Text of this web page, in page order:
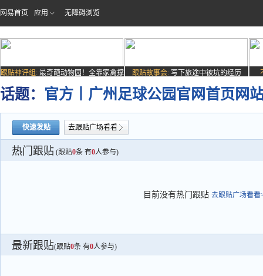
网易首页 应用 无障碍浏览
跟贴神评组: 最奇葩动物园！全靠家禽撑
场子
跟贴故事会: 写下旅途中被坑的经历
话题： 官方丨广州足球公园官网首页网
快速发贴 去跟贴广场看看
热门跟贴 (跟贴0条 有0人参与)
目前没有热门跟贴 去跟贴广场看看
最新跟贴(跟贴0条 有0人参与)